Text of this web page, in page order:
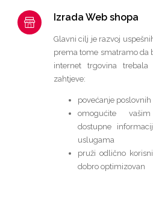
Izrada Web shopa
Glavni cilj je razvoj
prema tome smatramo da
internet trgovina
zahtjeve:
povećanje
omogućite
dostupne
uslugama
pruži odlično
dobro optimizovan